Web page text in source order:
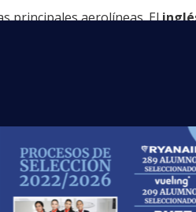
principales aerolíneas. El
en compañías
realizado por un